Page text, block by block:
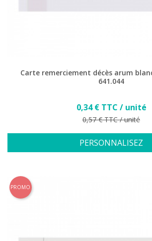
Carte remerciement décès arum
641.044
Prix
0,34 € TTC / unité
Prix de base
0,57 € TTC / unité
PERSONNALISEZ
PROMO